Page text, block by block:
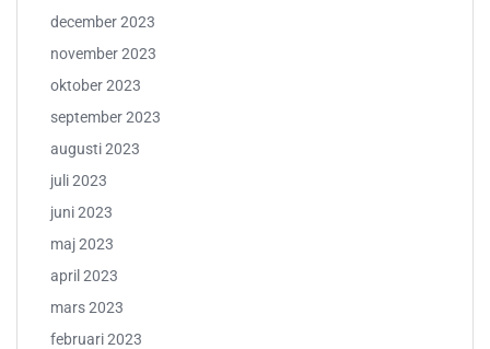
december 2023
november 2023
oktober 2023
september 2023
augusti 2023
juli 2023
juni 2023
maj 2023
april 2023
mars 2023
februari 2023